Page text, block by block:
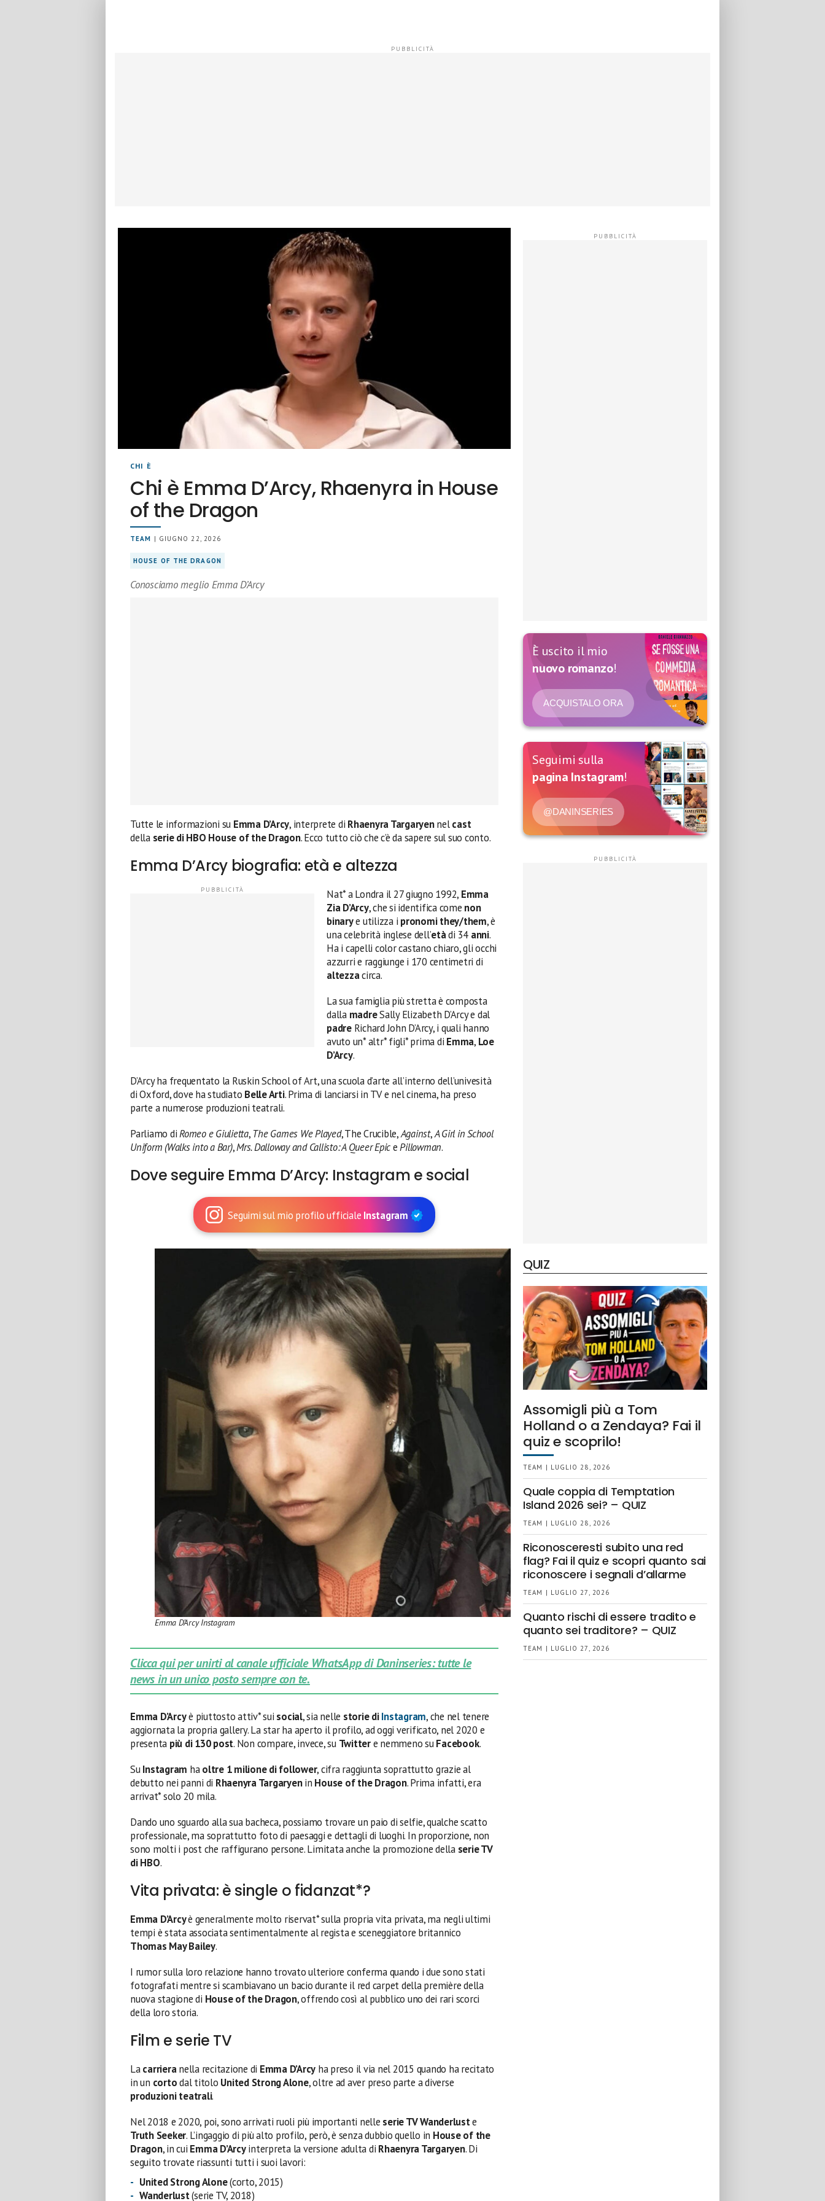
CHI È
Chi è Emma D’Arcy, Rhaenyra in House
of the Dragon
TEAM | GIUGNO 22, 2026
HOUSE OF THE DRAGON
Conosciamo meglio Emma D’Arcy
Tutte le informazioni su Emma D’Arcy, interprete di Rhaenyra Targaryennelcast
della serie di HBO House of the Dragon. Ecco tutto ciò che c’è da sapere sul suo conto.
Emma D’Arcy biografia: età e altezza
Nat* a Londra il 27 giugno 1992, Emma
Zia D’Arcy, che si identifica come non
binarye utilizza i pronomi they/them, è
una celebrità inglese dell’etàdi 34 anni.
Ha i capelli color castano chiaro, gli occhi
azzurri e raggiunge i 170 centimetri di
altezzacirca.
La sua famiglia più stretta è composta
dalla madreSally Elizabeth D’Arcy e dal
padreRichard John D’Arcy, i quali hanno
avuto un* altr* figli* prima di Emma, Loe
D’Arcy.
D’Arcy ha frequentato la Ruskin School of Art, una scuola d’arte all’interno dell’univesità
di Oxford, dove ha studiato Belle Arti. Prima di lanciarsi in TV e nel cinema, ha preso
parte a numerose produzioni teatrali.
Parliamo diRomeo e Giulietta, The Games We Played, The Crucible,Against,A Girl in School
Uniform (Walks into a Bar),Mrs. Dalloway and Callisto: A Queer EpicePillowman.
Dove seguire Emma D’Arcy: Instagram e social
Seguimi sul mio profilo ufficiale Instagram
Emma D’Arcy Instagram
Clicca qui per unirti al canale ufficiale WhatsApp di Daninseries: tutte le
news in un unico posto sempre con te.
Emma D’Arcyè piuttosto attiv* sui social, sia nelle storie diInstagram, che nel tenere
aggiornata la propria gallery. La star ha aperto il profilo, ad oggi verificato, nel 2020 e
presenta più di 130 post. Non compare, invece, su Twittere nemmeno suFacebook.
SuInstagram haoltre 1 milione di follower, cifra raggiunta soprattutto grazieal
debutto nei panni di Rhaenyra Targaryenin House of the Dragon. Prima infatti, era
arrivat* solo 20 mila.
Dando uno sguardo alla sua bacheca, possiamo trovare un paio di selfie, qualche scatto
professionale, ma soprattutto foto di paesaggi e dettagli di luoghi. In proporzione, non
sono molti i post che raffigurano persone. Limitata anche la promozione della serie TV
di HBO.
Vita privata: è single o fidanzat*?
Emma D’Arcyè generalmente molto riservat* sulla propria vita privata, ma negli ultimi
tempi è stata associata sentimentalmente al regista e sceneggiatore britannico
Thomas May Bailey.
I rumor sulla loro relazione hanno trovato ulteriore conferma quando i due sono stati
fotografati mentre si scambiavano un bacio durante il red carpet della première della
nuova stagione di House of the Dragon, offrendo così al pubblico uno dei rari scorci
della loro storia.
Film e serie TV
Lacarrieranella recitazione di Emma D’Arcy ha preso il via nel 2015 quando ha recitato
in un cortodal titolo United Strong Alone, oltre ad aver preso parte a diverse
produzioni teatrali.
Nel 2018 e 2020, poi, sono arrivati ruoli più importanti nelle serie TV Wanderluste
Truth Seeker. L’ingaggio di più alto profilo, però, è senza dubbio quello in House of the
Dragon, in cui Emma D’Arcyinterpreta la versione adulta di RhaenyraTargaryen. Di
seguito trovate riassunti tutti i suoi lavori:
United Strong Alone(corto, 2015)
Wanderlust(serie TV, 2018)
È uscito il mio
nuovo romanzo!
ACQUISTALO ORA
Seguimi sulla
pagina Instagram!
@DANINSERIES
QUIZ
Assomigli più a Tom
Holland o a Zendaya? Fai il
quiz e scoprilo!
TEAM | LUGLIO 28, 2026
Quale coppia di Temptation
Island 2026 sei? – QUIZ
TEAM | LUGLIO 28, 2026
Riconosceresti subito una red
flag? Fai il quiz e scopri quanto sai
riconoscere i segnali d’allarme
TEAM | LUGLIO 27, 2026
Quanto rischi di essere tradito e
quanto sei traditore? – QUIZ
TEAM | LUGLIO 27, 2026